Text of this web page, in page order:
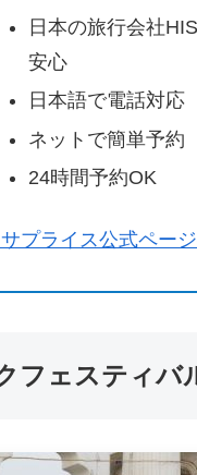
日本の旅行会社
安心
日本語で電話対応
ネットで簡単予約
24時間予約OK
サプライス公式ペー
フェスティバ